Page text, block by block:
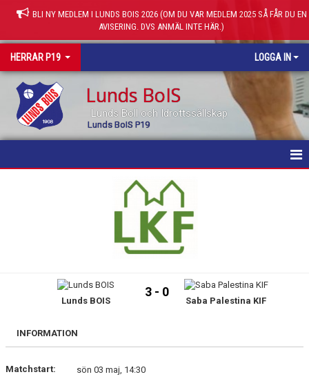
BLI NY MEDLEM I LUNDS BOIS 2026 (OM DU VAR MEDLEM 2025 SÅ FÅR DU EN
AVISERING. DVS ANMÄL INTE HÄR.)
HERRAR P19 LOGGA IN
Lunds BoIS
Lunds Boll och Idrottssällskap
Lunds BoIS P19
BILDGALLERI
Lunds BOIS
3 - 0
Saba Palestina KIF
INFORMATION
Matchstart:
sön 03 maj, 14:30